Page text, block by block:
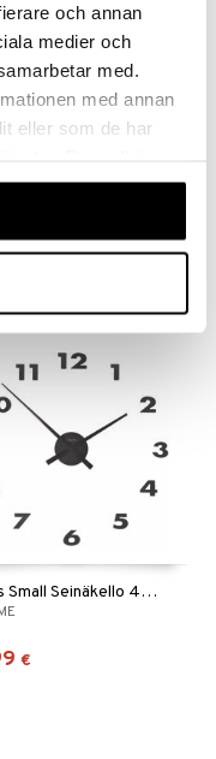
och annan
medier och
med.
med annan
eller som de har
av vår webbplats.
Seinäkello 70 cm
€ (35€)
Hands Small Seinäkello 48 cm
€